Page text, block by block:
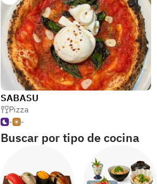
SABASU
Pizza
-
-
Buscar por tipo de cocina